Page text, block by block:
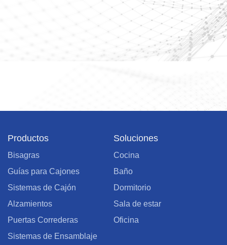
Productos
Bisagras
Guías para Cajones
Sistemas de Cajón
Alzamientos
Puertas Correderas
Sistemas de Ensamblaje
Soluciones
Cocina
Baño
Dormitorio
Sala de estar
Oficina